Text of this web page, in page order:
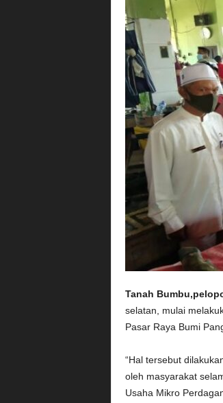
Tanah
selatan, mulai
Pasar Raya Bumi
“Hal tersebut
oleh masyarakat
Usaha Mikro